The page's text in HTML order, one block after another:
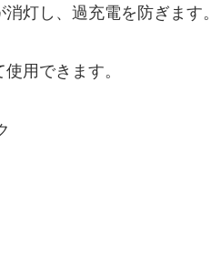
灯し、過充電を防ぎます。
用できます。